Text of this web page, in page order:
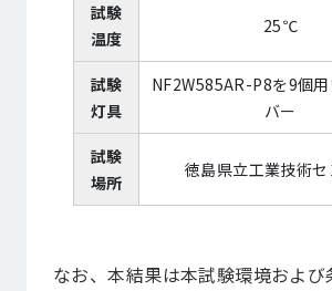
試験
温度
25℃
試験
灯具
NF2W585AR-P8を9個
バー
試験
場所
徳島県立工業技術
なお、本結果は本試験環境およ